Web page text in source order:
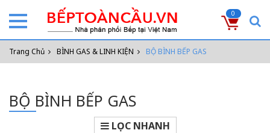
0
Trang Chủ BÌNH GAS & LINH KIỆN BỘ BÌNH BẾP GAS
BỘ BÌNH BẾP GAS
LỌC NHANH